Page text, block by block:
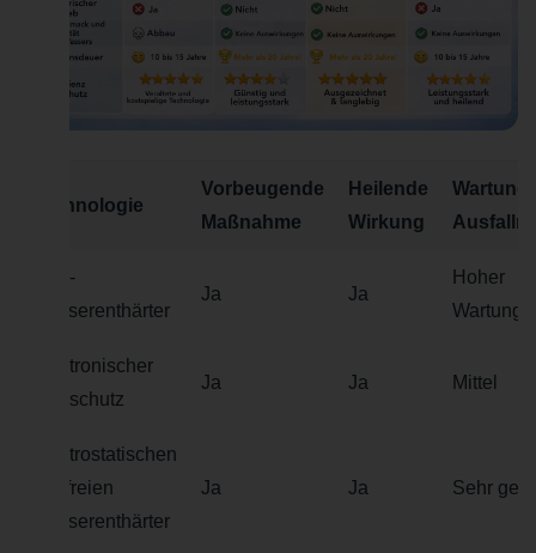
Technologie
Vorbeugende
Maßnahme
Heilende
Wirkung
Wartung
Salz-
Wasserenthärter
Ja Ja
Hoher
Elektronischer
Kalkschutz
Ja Ja Mittel
Elektrostatischen
salzfreien
Wasserenthärter
Ja Ja Sehr